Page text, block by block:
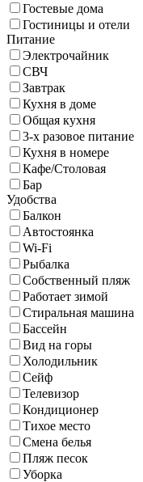
Гостевые дома
Гостиницы и отели
Питание
Электрочайник
СВЧ
Завтрак
Кухня в доме
Общая кухня
3-х разовое питание
Кухня в номере
Кафе/Столовая
Бар
Удобства
Балкон
Автостоянка
Wi-Fi
Рыбалка
Собственный пляж
Работает зимой
Стиральная машина
Бассейн
Вид на горы
Холодильник
Сейф
Телевизор
Кондиционер
Тихое место
Смена белья
Пляж песок
Уборка